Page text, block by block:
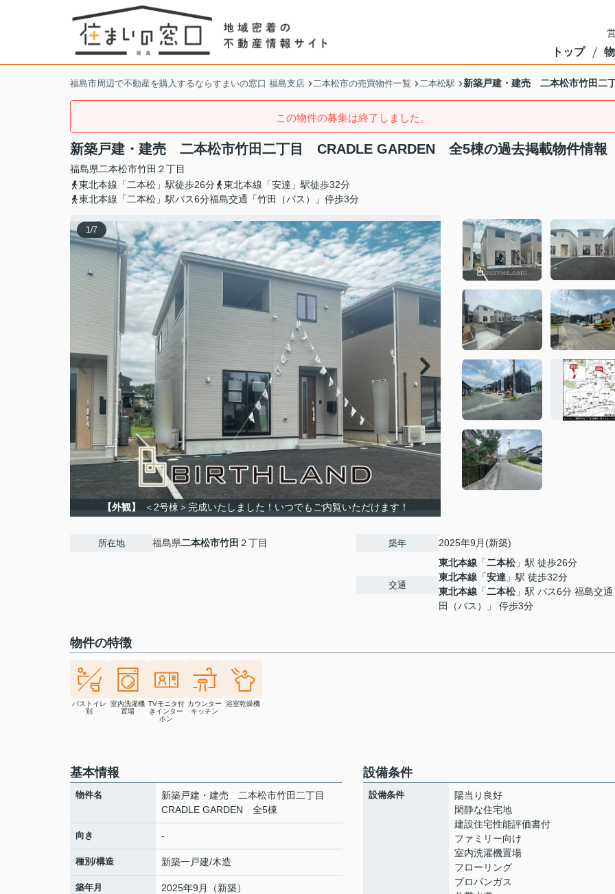
トップ
福島市周辺で不動産を購入するならすまいの窓口 福島支店 二本松市の売買物件一覧 二本松駅 新築戸建・建売 二本松市竹田
この物件の募集は終了しました。
新築戸建・建売 二本松市竹田二丁目 CRADLE GARDEN 全5棟の過去掲載物件情報
福島県二本松市竹田 ２丁目
東北本線「二本松」駅徒歩26分
東北本線「安達」駅徒歩32分
東北本線「二本松」駅バス6分福島交通「竹田（バス）」停歩3分
1/7
【外観】 ＜2号棟＞完成いたしました！いつでもご内覧いただけます！
所在地 福島県二本松市竹田 ２丁目 築年 2025年9月(新築)
交通
東北本線 「二本松」駅 徒歩26分
東北本線 「安達 」駅 徒歩32分
東北本線 「二本松」駅 バス6分 福島交通
田（バス）」 停歩3分
物件の特徴
バストイレ
別
室内洗濯機
置場
TVモニタ付
きインター
ホン
カウンター
キッチン
浴室乾燥機
基本情報
物件名
新築戸建・建売 二本松市竹田二丁目
CRADLE GARDEN 全5棟
向き -
種別/構造 新築一戸建/木造
築年月 2025年9月（新築）
設備条件
設備条件
陽当り良好
閑静な住宅地
建設住宅性能評価書付
ファミリー向け
室内洗濯機置場
フローリング
プロパンガス